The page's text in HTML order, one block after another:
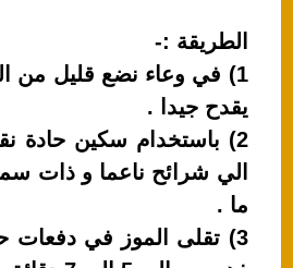
الطريقة :-
1) في وعاء نضع قليل من
يقدح جيدا .
2) باستخدام سكين حادة
الي شرائح ناعما و ذات
ما .
3) تقلى الموز في